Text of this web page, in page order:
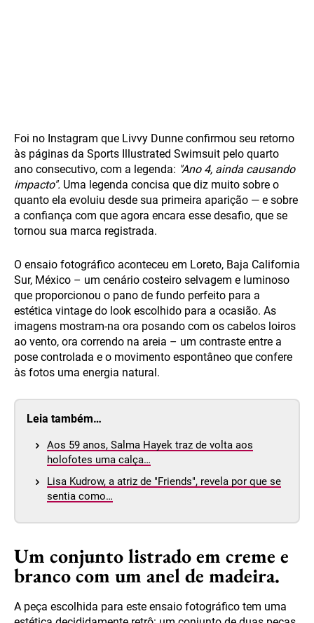
Foi no Instagram que Livvy Dunne confirmou seu retorno
às páginas da Sports Illustrated Swimsuit pelo quarto
ano consecutivo, com a legenda: "Ano 4, ainda causando
impacto". Uma legenda concisa que diz muito sobre o
quanto ela evoluiu desde sua primeira aparição — e sobre
a confiança com que agora encara esse desafio, que se
tornou sua marca registrada.
O ensaio fotográfico aconteceu em Loreto, Baja California
Sur, México – um cenário costeiro selvagem e luminoso
que proporcionou o pano de fundo perfeito para a
estética vintage do look escolhido para a ocasião. As
imagens mostram-na ora posando com os cabelos loiros
ao vento, ora correndo na areia – um contraste entre a
pose controlada e o movimento espontâneo que confere
às fotos uma energia natural.
Leia também…
Aos 59 anos, Salma Hayek traz de volta aos
holofotes uma calça…
Lisa Kudrow, a atriz de "Friends", revela por que se
sentia como…
Um conjunto listrado em creme e
branco com um anel de madeira.
A peça escolhida para este ensaio fotográfico tem uma